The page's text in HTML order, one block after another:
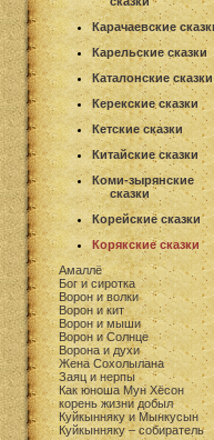
Карачаевские
Карельские сказки
Каталонские сказки
Керекские сказки
Кетские сказки
Китайские сказки
Коми-зырянские
сказки
Корейские сказки
Корякские сказки
Амаллё
Бог и сиротка
Ворон и волки
Ворон и кит
Ворон и мыши
Ворон и Солнце
Ворона и духи
Жена Сохолылана
Заяц и нерпы
Как юноша Мун Хёсон
корень жизни добыл
Куйкынняку и Мынкусын
Куйкынняку – собиратель